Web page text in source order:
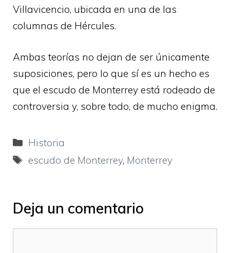
Villavicencio, ubicada en una de las
columnas de Hércules.
Ambas teorías no dejan de ser únicamente
suposiciones, pero lo que sí es un hecho es
que el escudo de Monterrey está rodeado de
controversia y, sobre todo, de mucho enigma.
Categorías
Historia
Etiquetas
escudo de Monterrey, Monterrey
Deja un comentario